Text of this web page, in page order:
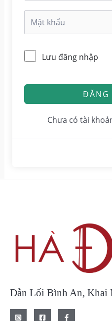
Lưu đăng nhập
ĐĂNG
Chưa có tài
Dẫn Lối Bình An, Khai